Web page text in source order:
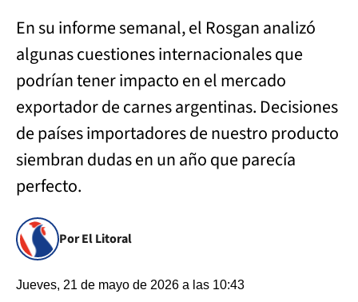
En su informe semanal, el Rosgan analizó
algunas cuestiones internacionales que
podrían tener impacto en el mercado
exportador de carnes argentinas. Decisiones
de países importadores de nuestro producto
siembran dudas en un año que parecía
perfecto.
Por El Litoral
Jueves, 21 de mayo de 2026 a las 10:43